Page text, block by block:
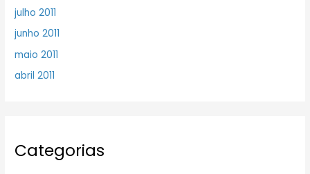
julho 2011
junho 2011
maio 2011
abril 2011
Categorias